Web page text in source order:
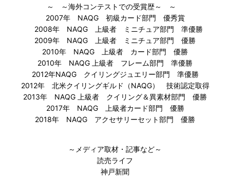
～ ～海外コンテストでの受賞歴～ ～
2007年 NAQG 初級カード部門 優秀賞
2008年 NAQG 上級者 ミニチュア部門 準優勝
2009年 NAQG 上級者 ミニチュア部門 優勝
2010年 NAQG 上級者 カード部門 優勝
2010年 NAQG 上級者 フレーム部門 準優勝
2012年NAQG クイリングジュエリー部門 準優勝
2012年 北米クイリングギルド（NAQG） 技術認定取得
2013年 NAQG 上級者 クイリング＆異素材部門 優勝
2017年 NAQG 上級者カード部門 優勝
2018年 NAQG アクセサリーセット部門 優勝
～メディア取材・記事など～
読売ライフ
神戸新聞